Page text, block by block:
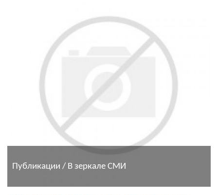
Публикации / В зеркале СМИ